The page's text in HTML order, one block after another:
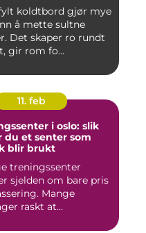
koldtbord gjør mye
å mette sultne
Det skaper ro rundt
gir rom fo...
11. feb
i oslo: slik
du et senter som
blir brukt
treningssenter
sjelden om bare pris
Mange
raskt at